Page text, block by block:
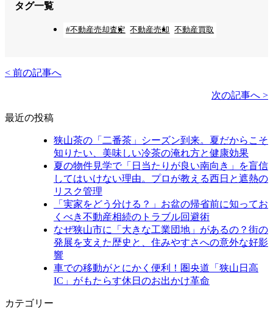
タグ一覧
#不動産売却査定 不動産売却 不動産買取
< 前の記事へ
次の記事へ >
最近の投稿
狭山茶の「二番茶」シーズン到来。夏だからこそ
知りたい、美味しい冷茶の淹れ方と健康効果
夏の物件見学で「日当たりが良い南向き」を盲信
してはいけない理由。プロが教える西日と遮熱の
リスク管理
「実家をどう分ける？」お盆の帰省前に知ってお
くべき不動産相続のトラブル回避術
なぜ狭山市に「大きな工業団地」があるの？街の
発展を支えた歴史と、住みやすさへの意外な好影
響
車での移動がとにかく便利！圏央道「狭山日高
IC」がもたらす休日のお出かけ革命
カテゴリー